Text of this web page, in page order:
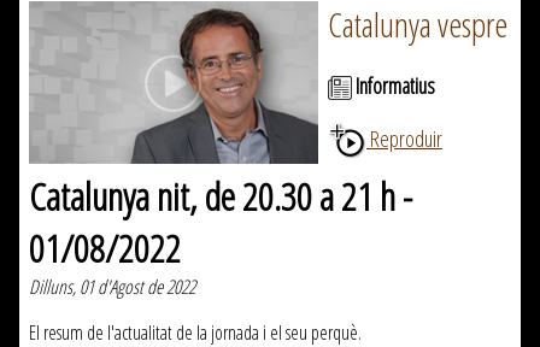
Catalunya vespre
Informatius
Reproduir
Catalunya nit, de 20.30 a 21 h -
01/08/2022
Dilluns, 01 d'Agost de 2022
El resum de l'actualitat de la jornada i el seu perquè.